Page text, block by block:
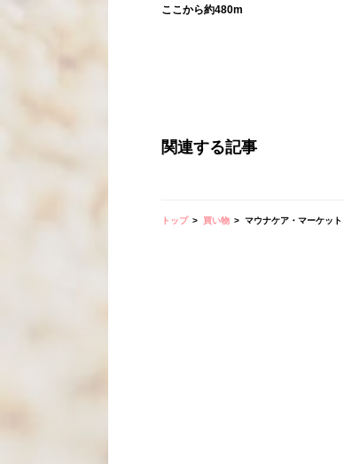
ここから約480m
関連する記事
トップ 買い物 マウナケア・マーケッ